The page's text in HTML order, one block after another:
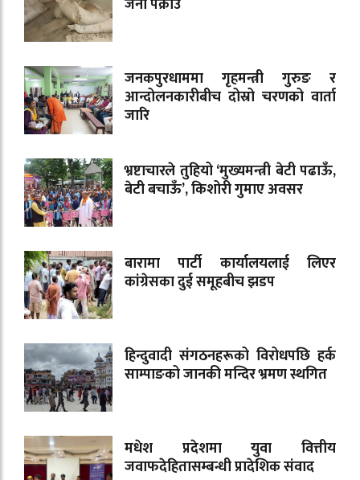
जनकपुरधाममा गृहमन्त्री गुरुङ र
आन्दोलनकारीबीच दोस्रो चरणको वार्ता
जारि
भ्रष्टाचारले तुहियो ‘मुख्यमन्त्री बेटी पढाऊँ,
बेटी बचाऊँ’, किशोरी गुमाए अवसर
बारामा पार्टी कार्यालयलाई लिएर
कांग्रेसका दुई समूहबीच झडप
हिन्दुवादी संगठनहरूको विरोधपछि हर्क
साम्पाङको जानकी मन्दिर भ्रमण स्थगित
मधेश प्रदेशमा युवा वित्तीय
जवाफदेहितासम्बन्धी प्रादेशिक संवाद